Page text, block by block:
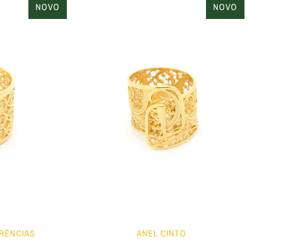
NOVO NOVO
ANEL CINTO